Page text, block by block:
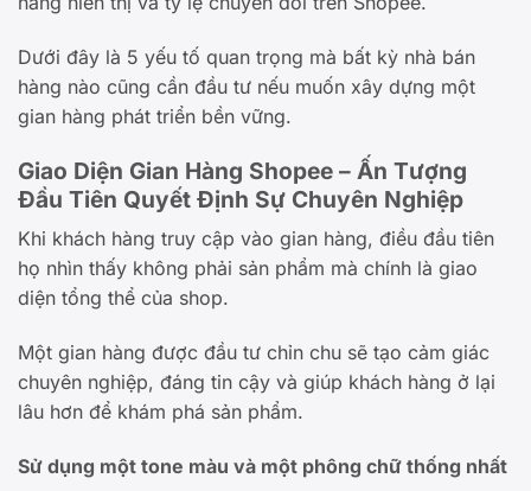
Dưới đây là 5 yếu tố quan trọng mà bất kỳ nhà bán
hàng nào cũng cần đầu tư nếu muốn xây dựng một
gian hàng phát triển bền vững.
Giao Diện Gian Hàng Shopee – Ấn Tượng
Đầu Tiên Quyết Định Sự Chuyên Nghiệp
Khi khách hàng truy cập vào gian hàng, điều đầu tiên
họ nhìn thấy không phải sản phẩm mà chính là giao
diện tổng thể của shop.
Một gian hàng được đầu tư chỉn chu sẽ tạo cảm giác
chuyên nghiệp, đáng tin cậy và giúp khách hàng ở lại
lâu hơn để khám phá sản phẩm.
Sử dụng một tone màu và một phông chữ thống nhất